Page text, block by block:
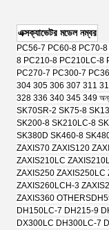
এক্সক্যাভেটর মডেল নম্বর
PC56-7 PC60-8 PC70-
8 PC210-8 PC210LC-8
PC270-7 PC300-7
304 305 306 307 311
328 336 340 345 349
SK70SR-2 SK75-8
SK200-8 SK210LC-8
SK380D SK460-8
ZAXIS70 ZAXIS120
ZAXIS210LC
ZAXIS250
ZAXIS260LCH-3
ZAXIS360 OTHERS
DH150LC-7 DH215-9
DX300LC DH300LC-7